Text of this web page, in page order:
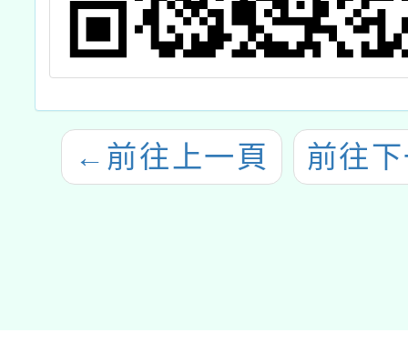
← 前往上一頁 前往